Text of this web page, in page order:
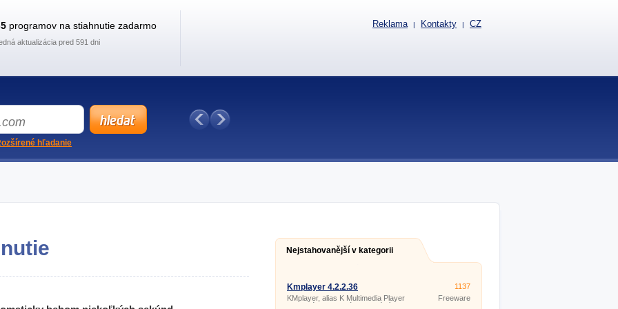
Nejstahovanější v kategorii
Kmplayer 4.2.2.36
KMplayer, alias K Multimedia Player
je softvér na prehrávanie médií
1137
Freeware
programov na stiahnutie zadarmo
aktualizácia pred 591 dni
Reklama | Kontakty | CZ
hľadanie